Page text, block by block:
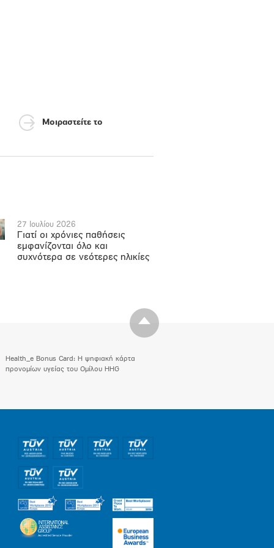
Μοιραστείτε το
27 Ιουλίου 2026
Γιατί οι χρόνιες παθήσεις
εμφανίζονται όλο και
συχνότερα σε νεότερες ηλικίες
Health_e Bonus Card: H ψηφιακή κάρτα
προνομίων υγείας του Ομίλου HHG